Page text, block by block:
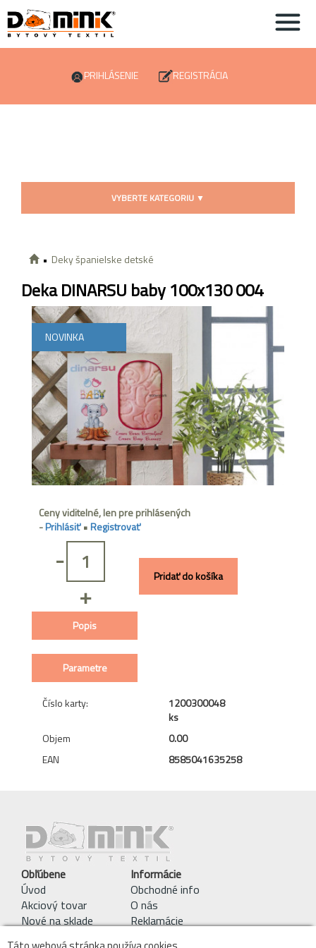
PRIHLÁSENIE REGISTRÁCIA
VYBERTE KATEGORIU ▼
Deky španielske detské
Deka DINARSU baby 100x130 004
NOVINKA
Ceny viditelné, len pre prihlásených
-Prihlásiť•Registrovať
-
+
Pridať do košíka
Popis
Parametre
Číslo karty:
1200300048
ks
Objem
0.00
EAN
8585041635258
Obľúbene
Úvod
Akciový tovar
Nové na sklade
Informácie
Obchodné info
O nás
Reklamácie